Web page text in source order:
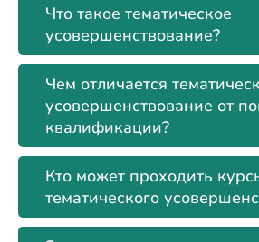
Что такое тематическое
усовершенствование?
Чем отличается
усовершенствование от
квалификации?
Кто может проходить
тематического